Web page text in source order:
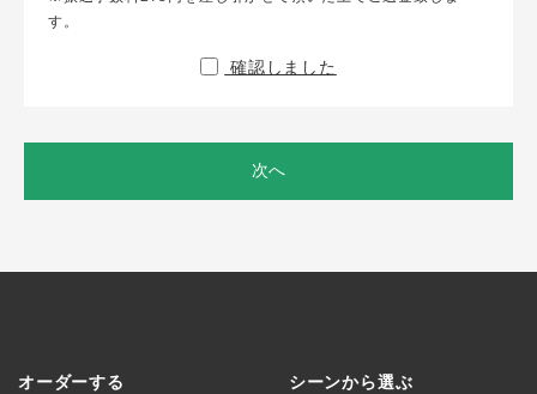
す。
確認しました
次へ
オーダーする シーンから選ぶ